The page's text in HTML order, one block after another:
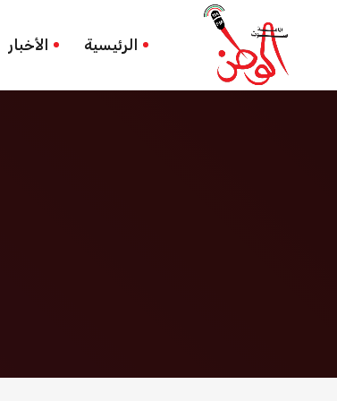
الرئيسية الأخبار
الرئيسيةمسؤولة أممية